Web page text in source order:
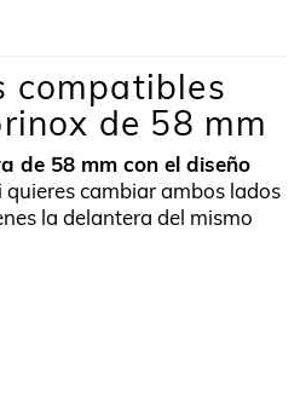
compatibles
de 58 mm
de 58 mm con el diseño
quieres cambiar ambos lados
la delantera del mismo